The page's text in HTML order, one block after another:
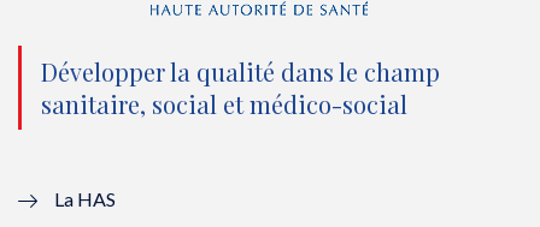
n
o
u
(
n
o
n
o
u
(
n
o
Développer la qualité dans le champ
sanitaire, social et médico-social
La HAS